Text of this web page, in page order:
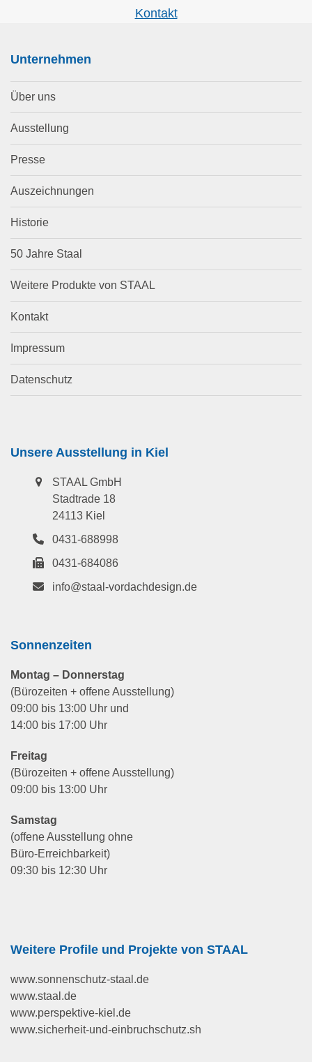
Kontakt
Unternehmen
Über uns
Ausstellung
Presse
Auszeichnungen
Historie
50 Jahre Staal
Weitere Produkte von STAAL
Kontakt
Impressum
Datenschutz
Unsere Ausstellung in Kiel
STAAL GmbH
Stadtrade 18
24113 Kiel
0431-688998
0431-684086
info@staal-vordachdesign.de
Sonnenzeiten
Montag – Donnerstag
(Bürozeiten + offene Ausstellung)
09:00 bis 13:00 Uhr und
14:00 bis 17:00 Uhr
Freitag
(Bürozeiten + offene Ausstellung)
09:00 bis 13:00 Uhr
Samstag
(offene Ausstellung ohne
Büro-Erreichbarkeit)
09:30 bis 12:30 Uhr
Weitere Profile und Projekte von STAAL
www.sonnenschutz-staal.de
www.staal.de
www.perspektive-kiel.de
www.sicherheit-und-einbruchschutz.sh